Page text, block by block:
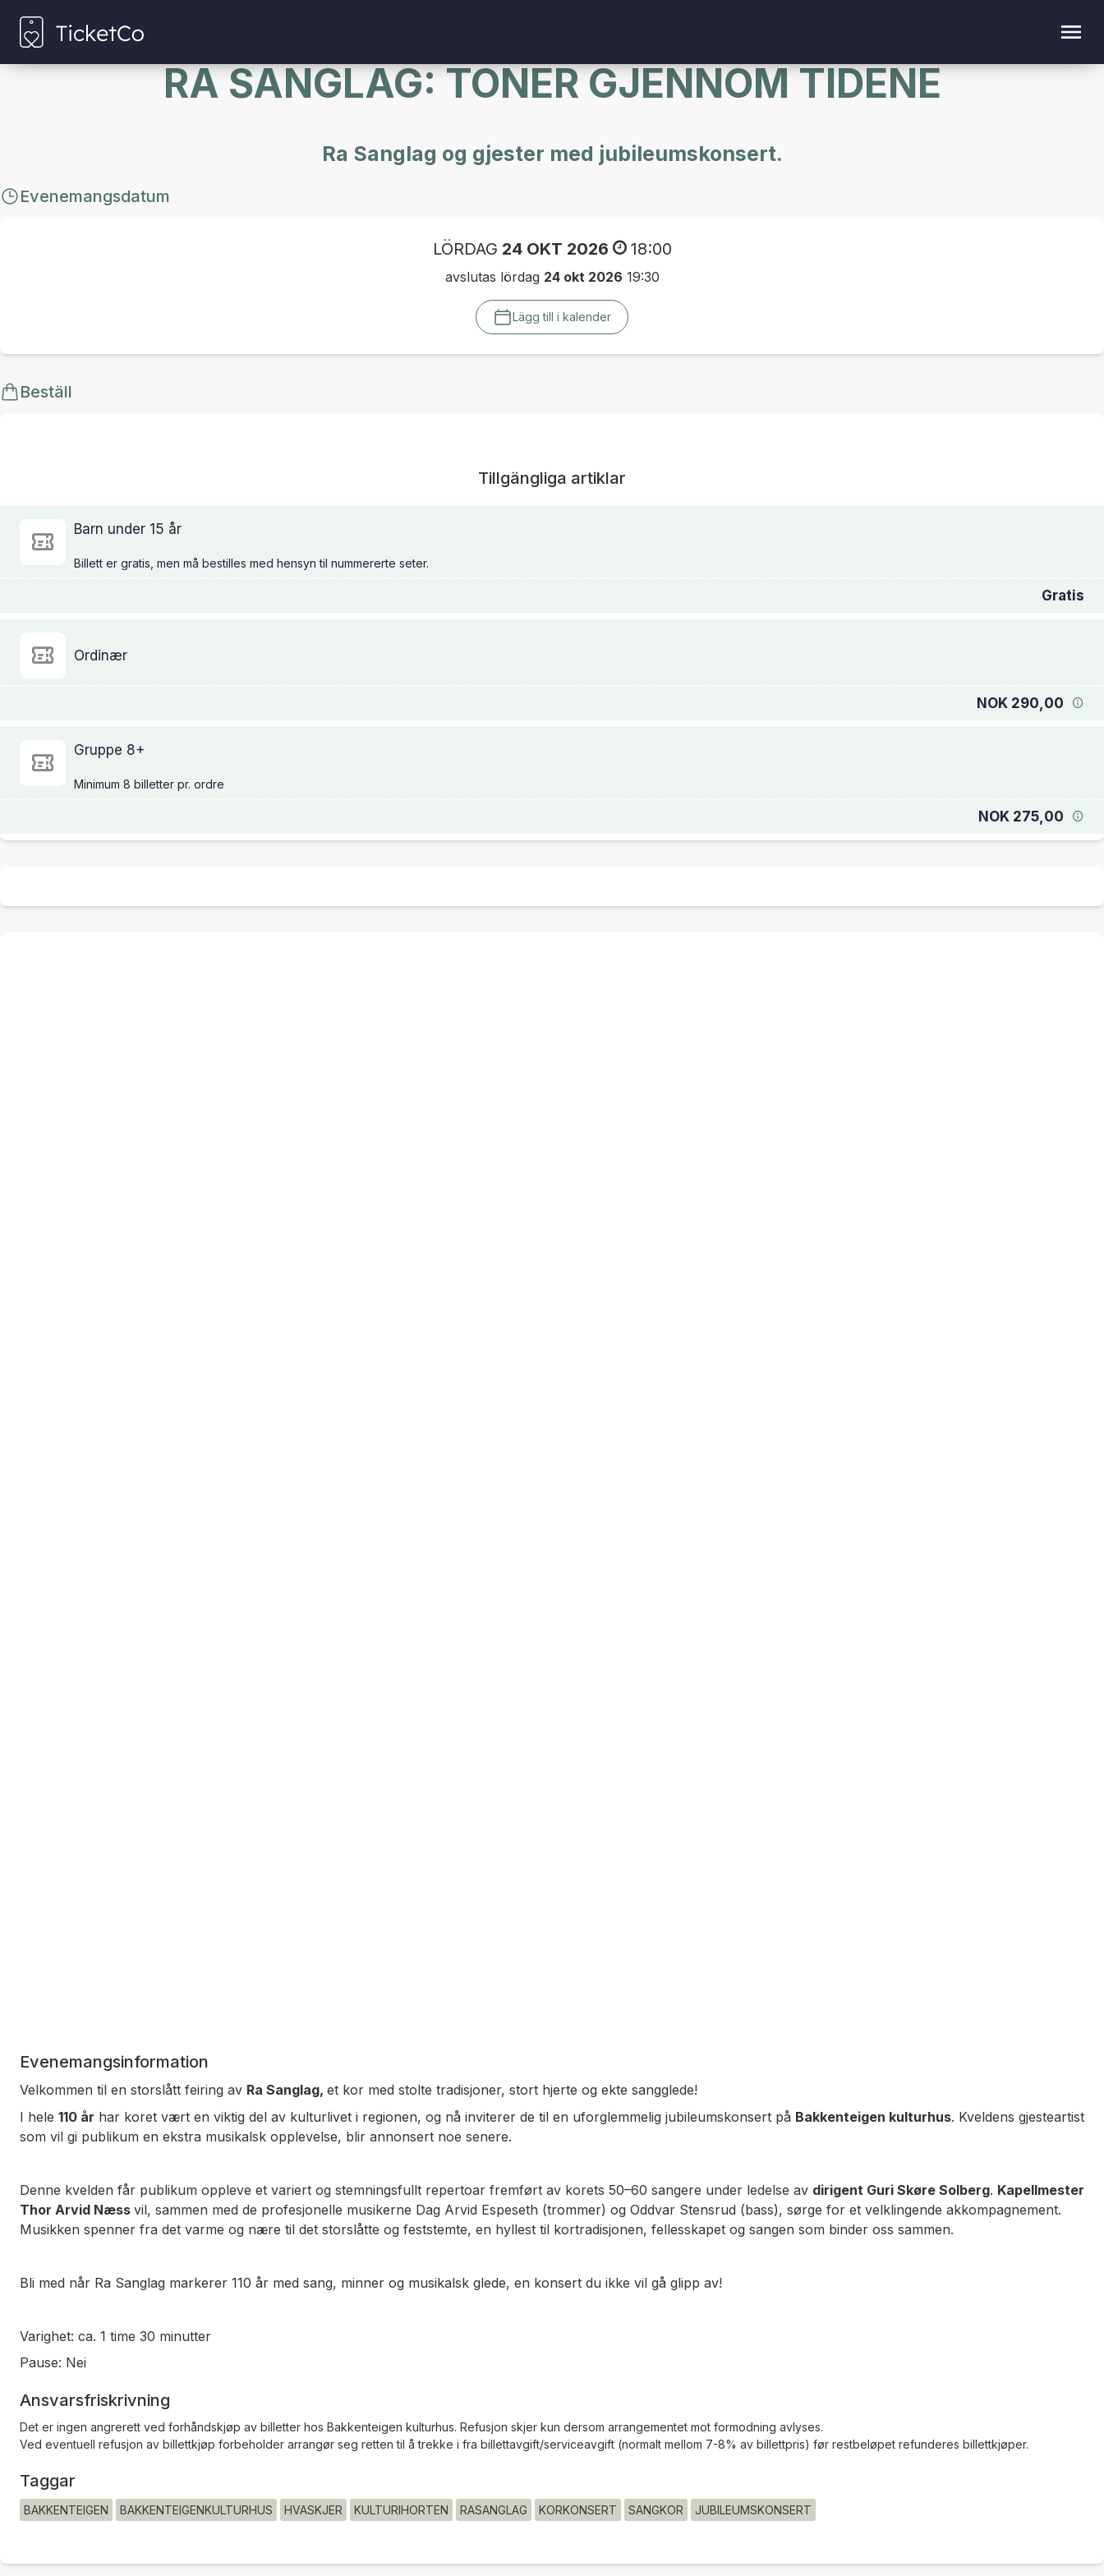
RA SANGLAG: TONER GJENNOM TIDENE
Ra Sanglag og gjester med jubileumskonsert.
Evenemangsdatum
LÖRDAG 24 OKT 2026 18:00
avslutas lördag 24 okt 2026 19:30
Lägg till i kalender
Beställ
Tillgängliga artiklar
Barn under 15 år
Gratis
Ordinær
NOK 290,00
Gruppe 8+
NOK 275,00
Evenemangsinformation
Velkommen til en storslått feiring av Ra Sanglag, et kor med stolte tradisjoner, stort hjerte og ekte sangglede!
I hele 110 år har koret vært en viktig del av kulturlivet i regionen, og nå inviterer de til en uforglemmelig jubileumskonsert på Bakkenteigen kulturhus. Kveldens gjesteartist
som vil gi publikum en ekstra musikalsk opplevelse, blir annonsert noe senere.
Denne kvelden får publikum oppleve et variert og stemningsfullt repertoar fremført av korets 50–60 sangere under ledelse av dirigent Guri Skøre Solberg. Kapellmester
Thor Arvid Næss vil, sammen med de profesjonelle musikerne Dag Arvid Espeseth (trommer) og Oddvar Stensrud (bass), sørge for et velklingende akkompagnement.
Musikken spenner fra det varme og nære til det storslåtte og feststemte, en hyllest til kortradisjonen, fellesskapet og sangen som binder oss sammen.
Bli med når Ra Sanglag markerer 110 år med sang, minner og musikalsk glede, en konsert du ikke vil gå glipp av!
Varighet: ca. 1 time 30 minutter
Pause: Nei
Ansvarsfriskrivning
Det er ingen angrerett ved forhåndskjøp av billetter hos Bakkenteigen kulturhus. Refusjon skjer kun dersom arrangementet mot formodning avlyses.
Ved eventuell refusjon av billettkjøp forbeholder arrangør seg retten til å trekke i fra billettavgift/serviceavgift (normalt mellom 7-8% av billettpris) før restbeløpet refunderes billettkjøper.
Taggar
BAKKENTEIGEN BAKKENTEIGENKULTURHUS HVASKJER KULTURIHORTEN RASANGLAG KORKONSERT SANGKOR JUBILEUMSKONSERT